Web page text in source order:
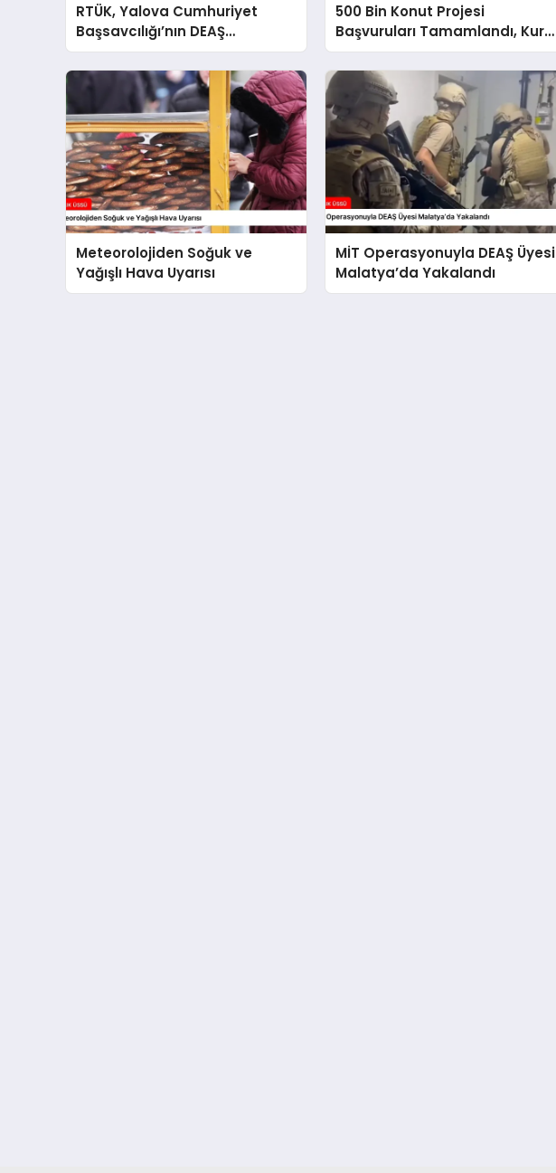
RTÜK, Yalova Cumhuriyet
Başsavcılığı’nın DEAŞ
Operasyonuyla İlgili Yayın
Yasağı Getirdi
500 Bin Konut Projesi
Başvuruları Tamamlandı, Kura
Süreci Başlıyor
Meteorolojiden Soğuk ve
Yağışlı Hava Uyarısı
MİT Operasyonuyla DEAŞ Üyesi
Malatya’da Yakalandı